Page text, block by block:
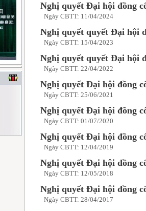
Nghị quyết Đại hội đồng
Ngày CBTT: 11/04/2024
Nghị quyết quyết Đại hội
Ngày CBTT: 15/04/2023
Nghị quyết quyết Đại hội
Ngày CBTT: 22/04/2022
Nghị quyết Đại hội đồng
Ngày CBTT: 25/06/2021
Nghị quyết Đại hội đồng
Ngày CBTT: 01/07/2020
Nghị quyết Đại hội đồng
Ngày CBTT: 12/04/2019
Nghị quyết Đại hội đồng
Ngày CBTT: 12/05/2018
Nghị quyết Đại hội đồng
Ngày CBTT: 28/04/2017